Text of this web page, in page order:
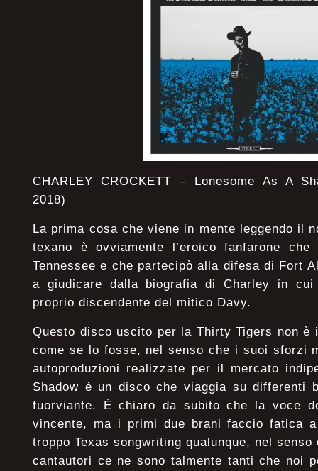
CHARLEY CROCKETT – Lonesome As A
2018)
La prima cosa che viene in mente leggendo il
texano è ovviamente l’eroico fanfarone
Tennessee e che partecipò alla difesa di Fort
a giudicare dalla biografia di Charley in
proprio discendente del mitico Davy.
Questo disco uscito per la Thirty Tigers non è
come se lo fosse, nel senso che i suoi sforzi
autoproduzioni realizzate per il mercato
Shadow è un disco che viaggia su differenti
fuorviante. È chiaro da subito che la voce
vincente, ma i primi due brani faccio fatica
troppo Texas songwriting qualunque, nel
cantautori ce ne sono talmente tanti che noi